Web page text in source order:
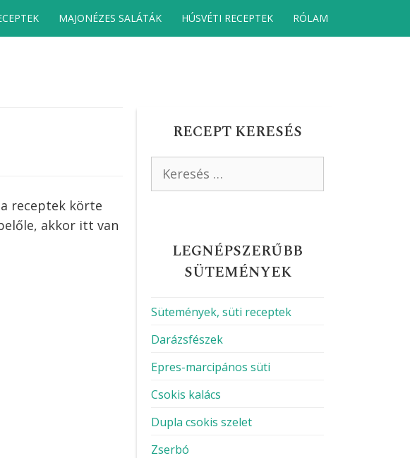
MAJONÉZES SALÁTÁK HÚSVÉTI RECEPTEK RÓLAM
receptek körte
akkor itt van
RECEPT KERESÉS
LEGNÉPSZERŰBB
SÜTEMÉNYEK
Sütemények, süti receptek
Darázsfészek
Epres-marcipános süti
Csokis kalács
Dupla csokis szelet
Zserbó